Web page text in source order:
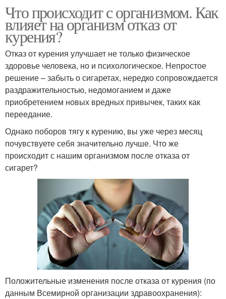
Что происходит с организмом. Как
влияет на организм отказ от
курения?
Отказ от курения улучшает не только физическое
здоровье человека, но и психологическое. Непростое
решение – забыть о сигаретах, нередко сопровождается
раздражительностью, недомоганием и даже
приобретением новых вредных привычек, таких как
переедание.
Однако поборов тягу к курению, вы уже через месяц
почувствуете себя значительно лучше. Что же
происходит с нашим организмом после отказа от
сигарет?
Положительные изменения после отказа от курения (по
данным Всемирной организации здравоохранения):